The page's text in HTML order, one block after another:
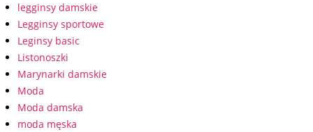
legginsy damskie
Legginsy sportowe
Leginsy basic
Listonoszki
Marynarki damskie
Moda
Moda damska
moda męska